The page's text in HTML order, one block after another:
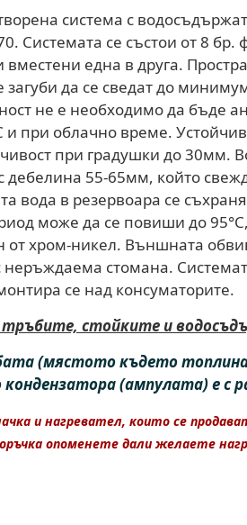
система с
Системата се състои от 8
една в друга.
да се сведат до
не е необходимо да бъде
при облачно време.
при градушки до 30мм.
дебелина 55-65мм, който
вода в резервоара се
може да се повиши до
от хром-никел. Външната
стомана.
се над консуматорите.
тръбите, стойките и
(мястото където
(ампулата) е с
и нагревател, които се
опоменете дали желаете